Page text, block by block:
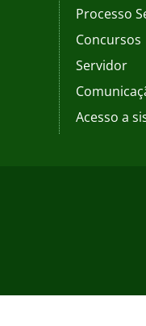
Processo
Concursos
Servidor
Acesso a